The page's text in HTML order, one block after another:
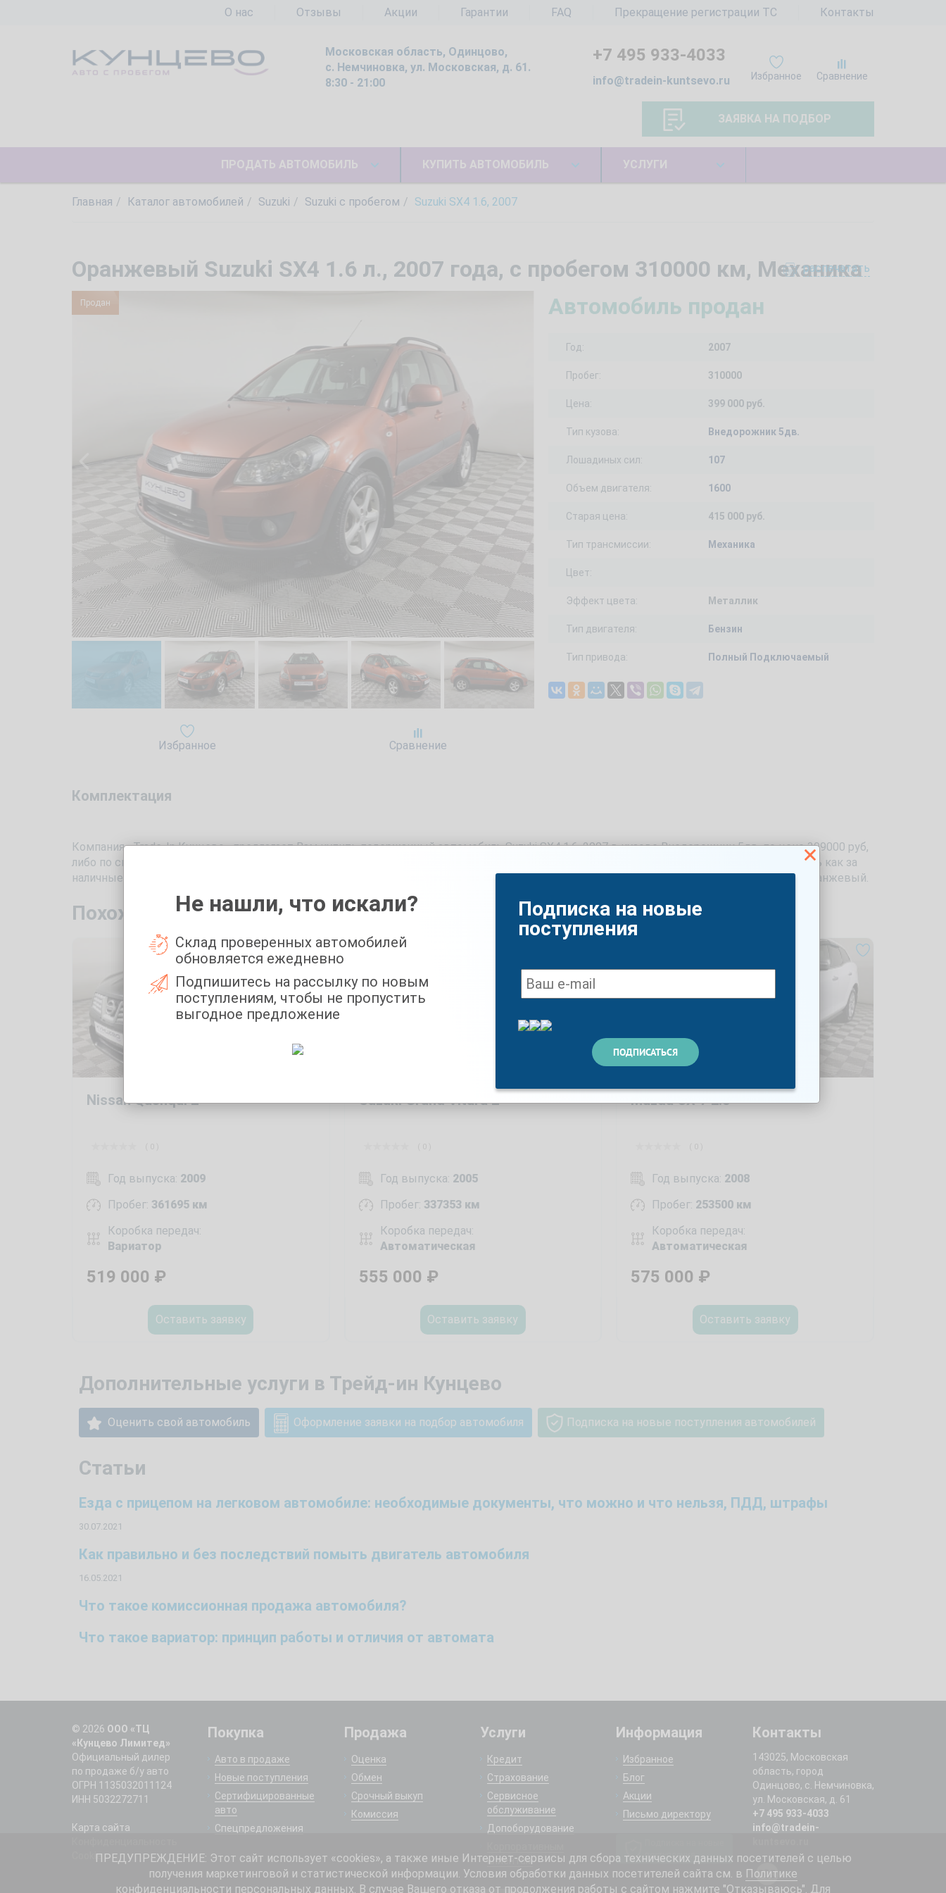
О нас Отзывы Акции Гарантии FAQ Прекращение регистрации ТС Контакты
Московская область, Одинцово,
с. Немчиновка, ул. Московская, д. 61.
8:30 - 21:00
Избранное Сравнение
+7 495 933-4033
info@tradein-kuntsevo.ru
ЗАЯВКА НА ПОДБОР
ПРОДАТЬ АВТОМОБИЛЬ КУПИТЬ АВТОМОБИЛЬ УСЛУГИ
Главная Каталог автомобилей Suzuki Suzuki с пробегом Suzuki SX4 1.6, 2007
Оранжевый Suzuki SX4 1.6 л., 2007 года, с пробегом 310000 км, Механика
Продан
Избранное Сравнение
распечатать
Автомобиль продан
Год: 2007
Пробег: 310000
Цена: 399 000 руб.
Тип кузова: Внедорожник 5дв.
Лошадиных сил: 107
Объем двигателя: 1600
Старая цена: 415 000 руб.
Тип трансмиссии: Механика
Цвет:
Эффект цвета: Металлик
Тип двигателя: Бензин
Тип привода: Полный Подключаемый
Комплектация
Компания «Trade-In Кунцево» предлагает Вам купить подержанный автомобиль Suzuki SX4 1.6, 2007 в кузове Внедорожник 5дв. по цене 399000 руб,
либо по системе Трейд Ин. Автомобиль 2007 года с пробегом 310000 км, объемом двигателя 1600 см3 и мощностью 107 л.с. можно купить как за
наличные, так и взять в кредит. Перед покупкой Вы также можете записаться на бесплатный тест-драйв. Доступный цвет машины — Оранжевый.
Похожие автомобили с пробегом
Nissan Qashqai 2
Год выпуска: 2009
Пробег: 361695 км
Коробка передач:
Вариатор
519 000 ₽
Оставить заявку
Suzuki Grand Vitara 2
Год выпуска: 2005
Пробег: 337353 км
Коробка передач:
Автоматическая
555 000 ₽
Оставить заявку
Mazda CX-7 2.3
Год выпуска: 2008
Пробег: 253500 км
Коробка передач:
Автоматическая
575 000 ₽
Оставить заявку
Дополнительные услуги в Трейд-ин Кунцево
Оценить свой автомобиль Оформление заявки на подбор автомобиля Подписка на новые поступления автомобилей
Статьи
Езда с прицепом на легковом автомобиле: необходимые документы, что можно и что нельзя, ПДД, штрафы
30.07.2021
Как правильно и без последствий помыть двигатель автомобиля
16.05.2021
Что такое комиссионная продажа автомобиля?
Что такое вариатор: принцип работы и отличия от автомата
Не нашли, что искали?
Склад проверенных автомобилей
обновляется ежедневно
Подпишитесь на рассылку по новым
поступлениям, чтобы не пропустить
выгодное предложение
Подписка на новые
поступления
© 2026 ООО «ТЦ
«Кунцево Лимитед»
Официальный дилер
по продаже б/у авто
ОГРН 1135032011124
ИНН 5032272711
Карта сайта
Cookie
Покупка
Авто в продаже
Новые поступления
Сертифицированные
авто
Спецпредложения
Продажа
Оценка
Обмен
Срочный выкуп
Комиссия
Услуги
Кредит
Страхование
Сервисное
обслуживание
Допоборудование
клиентам
Информация
Избранное
Блог
Акции
Письмо директору
поступления
Контакты
143025, Московская
область, город
Одинцово, с. Немчиновка,
ул. Московская, д. 61
+7 495 933-4033
info@tradein-
ПРЕДУПРЕЖДЕНИЕ: Этот сайт использует «cookies», а также иные Интернет-сервисы для сбора технических данных посетителей с целью
получения маркетинговой и статистической информации. Условия обработки данных посетителей сайта см. в Политике
конфиденциальности персональных данных. В случае Вашего отказа от продолжения работы с сайтом нажмите "Отказываюсь". Для